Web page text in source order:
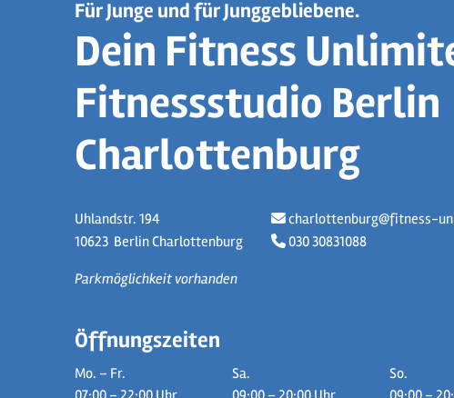
Dein Fitness
Fitnessstudio Berlin
Charlottenburg
Für Junge und für Junggebliebene.
Uhlandstr. 194
10623 Berlin Charlottenburg
Parkmöglichkeit vorhanden
charlottenburg@fitness-
030 30831088
Öffnungszeiten
Mo. – Fr.
Sa.
So.